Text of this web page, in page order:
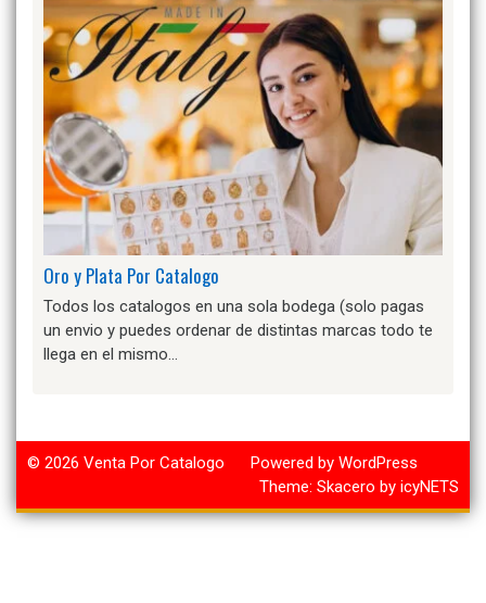
Oro y Plata Por Catalogo
Todos los catalogos en una sola bodega (solo pagas
un envio y puedes ordenar de distintas marcas todo te
llega en el mismo…
© 2026 Venta Por Catalogo
Powered by WordPress
Theme: Skacero by icyNETS